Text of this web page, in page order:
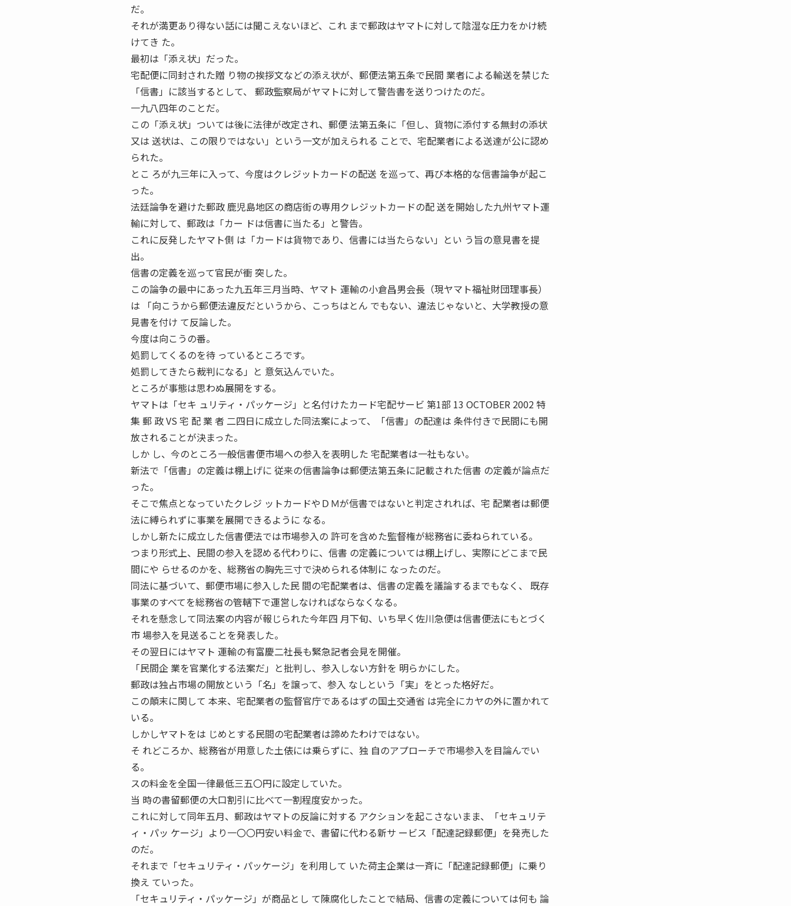
だ。
それが満更あり得ない話には聞こえないほど、これ まで郵政はヤマトに対して陰湿な圧力をかけ続
けてき た。
最初は「添え状」だった。
宅配便に同封された贈 り物の挨拶文などの添え状が、郵便法第五条で民間 業者による輸送を禁じた
「信書」に該当するとして、 郵政監察局がヤマトに対して警告書を送りつけたのだ。
一九八四年のことだ。
この「添え状」ついては後に法律が改定され、郵便 法第五条に「但し、貨物に添付する無封の添状
又は 送状は、この限りではない」という一文が加えられる ことで、宅配業者による送達が公に認め
られた。
とこ ろが九三年に入って、今度はクレジットカードの配送 を巡って、再び本格的な信書論争が起こ
った。
法廷論争を避けた郵政 鹿児島地区の商店街の専用クレジットカードの配 送を開始した九州ヤマト運
輸に対して、郵政は「カー ドは信書に当たる」と警告。
これに反発したヤマト側 は「カードは貨物であり、信書には当たらない」とい う旨の意見書を提
出。
信書の定義を巡って官民が衝 突した。
この論争の最中にあった九五年三月当時、ヤマト 運輸の小倉昌男会長（現ヤマト福祉財団理事長）
は 「向こうから郵便法違反だというから、こっちはとん でもない、違法じゃないと、大学教授の意
見書を付け て反論した。
今度は向こうの番。
処罰してくるのを待 っているところです。
処罰してきたら裁判になる」と 意気込んでいた。
ところが事態は思わぬ展開をする。
ヤマトは「セキ ュリティ・パッケージ」と名付けたカード宅配サービ 第1部 13 OCTOBER 2002 特
集 郵 政 VS 宅 配 業 者 二四日に成立した同法案によって、「信書」の配達は 条件付きで民間にも開
放されることが決まった。
しか し、今のところ一般信書便市場への参入を表明した 宅配業者は一社もない。
新法で「信書」の定義は棚上げに 従来の信書論争は郵便法第五条に記載された信書 の定義が論点だ
った。
そこで焦点となっていたクレジ ットカードやＤＭが信書ではないと判定されれば、宅 配業者は郵便
法に縛られずに事業を展開できるように なる。
しかし新たに成立した信書便法では市場参入の 許可を含めた監督権が総務省に委ねられている。
つまり形式上、民間の参入を認める代わりに、信書 の定義については棚上げし、実際にどこまで民
間にや らせるのかを、総務省の胸先三寸で決められる体制に なったのだ。
同法に基づいて、郵便市場に参入した民 間の宅配業者は、信書の定義を議論するまでもなく、 既存
事業のすべてを総務省の管轄下で運営しなければならなくなる。
それを懸念して同法案の内容が報じられた今年四 月下旬、いち早く佐川急便は信書便法にもとづく
市 場参入を見送ることを発表した。
その翌日にはヤマト 運輸の有富慶二社長も緊急記者会見を開催。
「民間企 業を官業化する法案だ」と批判し、参入しない方針を 明らかにした。
郵政は独占市場の開放という「名」を譲って、参入 なしという「実」をとった格好だ。
この顛末に関して 本来、宅配業者の監督官庁であるはずの国土交通省 は完全にカヤの外に置かれて
いる。
しかしヤマトをは じめとする民間の宅配業者は諦めたわけではない。
そ れどころか、総務省が用意した土俵には乗らずに、独 自のアプローチで市場参入を目論んでい
る。
スの料金を全国一律最低三五〇円に設定していた。
当 時の書留郵便の大口割引に比べて一割程度安かった。
これに対して同年五月、郵政はヤマトの反論に対する アクションを起こさないまま、「セキュリテ
ィ・パッ ケージ」より一〇〇円安い料金で、書留に代わる新サ ービス「配達記録郵便」を発売した
のだ。
それまで「セキュリティ・パッケージ」を利用して いた荷主企業は一斉に「配達記録郵便」に乗り
換え ていった。
「セキュリティ・パッケージ」が商品とし て陳腐化したことで結局、信書の定義については何も 論